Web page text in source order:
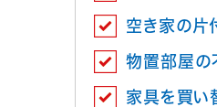
空き家の片
物置部屋の
家具を買い